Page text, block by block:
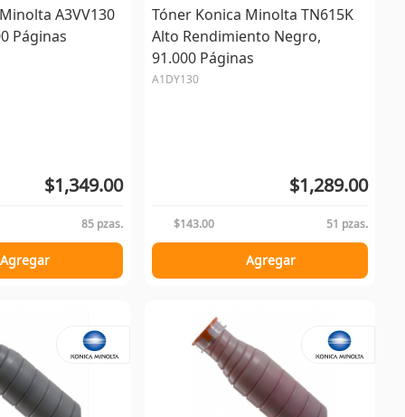
A3VV130
Páginas
$1,349.00
85 pzas.
Agregar
Tóner Konica Minolta TN615K
Alto Rendimiento Negro,
91.000 Páginas
A1DY130
$1,289.00
$143.00 51 pzas.
Agregar